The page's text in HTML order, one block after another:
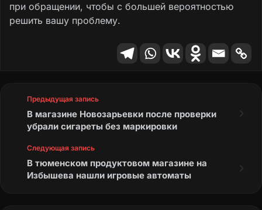
при обращении, чтобы с большей вероятностью
решить вашу проблему.
Предыдущая запись
В магазине Новозарьевки после проверки
убрали сигареты без маркировки
Следующая запись
В тюменском продуктовом магазине на
Избышева нашли игровые автоматы